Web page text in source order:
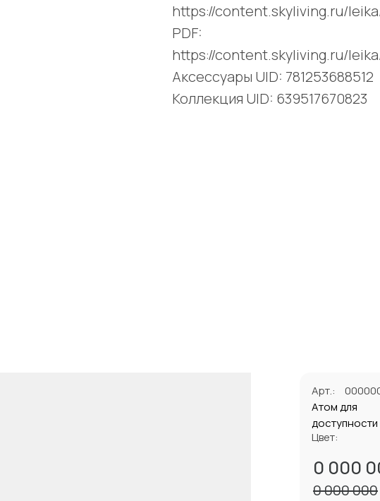
https://content.skyliving.ru/
PDF:
https://content.skyliving.ru/
Аксессуары UID: 781253688512
Коллекция UID: 639517670823
0 000
0 000 000
Арт.:
Цвет:
Атом для
доступности